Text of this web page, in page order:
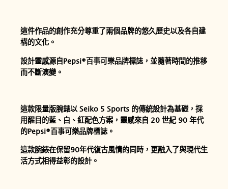
這件作品的創作充分尊重了兩個品牌的悠久歷史以及各自建
構的文化。
設計靈感源自Pepsi®百事可樂品牌標誌，並隨著時間的推移
而不斷演變。
這款限量版腕錶以 Seiko 5 Sports 的傳統設計為基礎，採
用醒目的藍、白、紅配色方案，靈感來自 20 世紀 90 年代
的Pepsi®百事可樂品牌標誌。
這款腕錶在保留90年代復古風情的同時，更融入了與現代生
活方式相得益彰的設計。